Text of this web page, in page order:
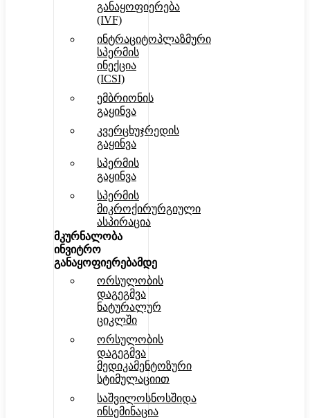
განაყოფიერება
(IVF)
ინტრაციტოპლაზმური
სპერმის
ინექცია
(ICSI)
ემბრიონის
გაყინვა
კვერცხუჯრედის
გაყინვა
სპერმის
გაყინვა
სპერმის
მიკროქირურგიული
ასპირაცია
მკურნალობა
ინვიტრო
განაყოფიერებამდე
ორსულობის
დაგეგმვა
ნატურალურ
ციკლში
ორსულობის
დაგეგმვა
მედიკამენტოზური
სტიმულაციით
საშვილოსნოსშიდა
ინსემინაცია